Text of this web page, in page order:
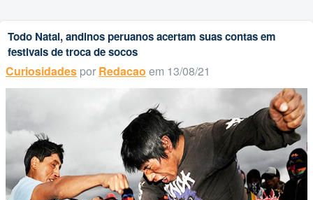
Todo Natal, andinos peruanos acertam suas contas em
festivais de troca de socos
Curiosidades por Redacao em 13/08/21